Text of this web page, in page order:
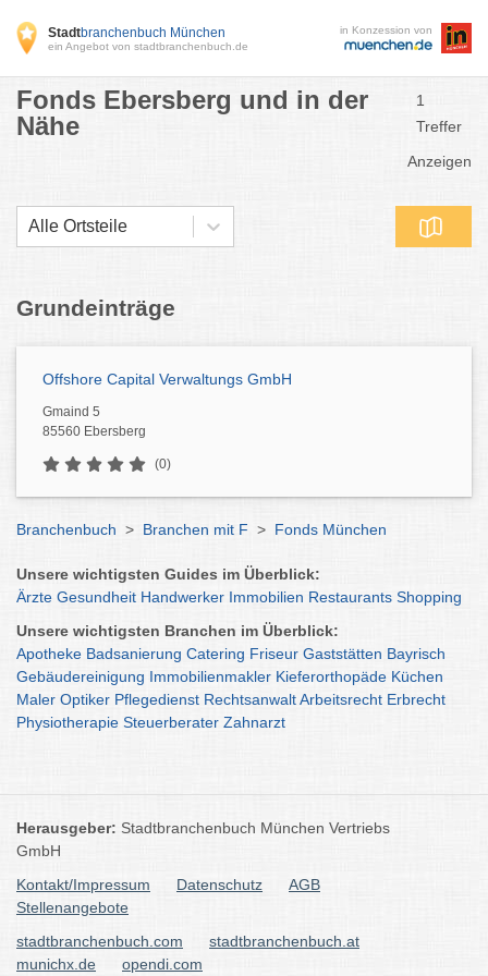
Stadtbranchenbuch München
ein Angebot von stadtbranchenbuch.de
in Konzession von
Fonds Ebersberg und in der
Nähe
1
Treffer
Anzeigen
Alle Ortsteile
Grundeinträge
Offshore Capital Verwaltungs GmbH
Gmaind 5
85560 Ebersberg
(0)
Branchenbuch > Branchen mit F > Fonds München
Unsere wichtigsten Guides im Überblick:
Ärzte Gesundheit Handwerker Immobilien Restaurants Shopping
Unsere wichtigsten Branchen im Überblick:
Apotheke Badsanierung Catering Friseur Gaststätten Bayrisch
Gebäudereinigung Immobilienmakler Kieferorthopäde Küchen
Maler Optiker Pflegedienst RechtsanwaltArbeitsrecht Erbrecht
Physiotherapie Steuerberater Zahnarzt
Herausgeber: Stadtbranchenbuch München Vertriebs
GmbH
Kontakt/Impressum
Datenschutz
AGB
Stellenangebote
stadtbranchenbuch.com
stadtbranchenbuch.at
munichx.de
opendi.com